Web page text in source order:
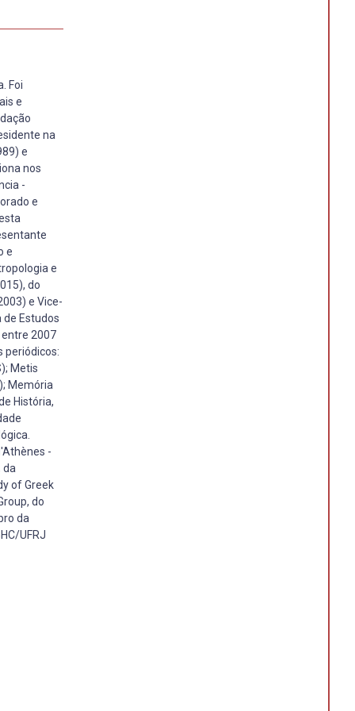
Foi
e
na
e
nos
-
e
e
e
do
e Vice-
de Estudos
entre 2007
periódicos:
Metis
Memória
História,
-
da
of Greek
do
da
UFRJ